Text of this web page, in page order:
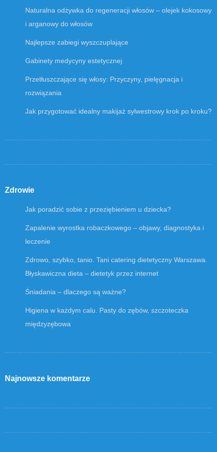
Naturalna odżywka do regeneracji włosów – olejek kokosowy
i arganowy do włosów
Najlepsze zabiegi wyszczuplające
Gabinety medycyny estetycznej
Przetłuszczające się włosy: Przyczyny, pielęgnacja i
rozwiązania
Jak przygotować idealny makijaż sylwestrowy krok po kroku?
Zdrowie
Jak poradzić sobie z przeziębieniem u dziecka?
Zapalenie wyrostka robaczkowego – objawy, diagnostyka i
leczenie
Zdrowo, szybko, tanio. Tani catering dietetyczny Warszawa.
Błyskawiczna dieta – dietetyk przez internet
Śniadania – dlaczego są ważne?
Higiena w każdym calu. Pasty do zębów, szczoteczka
międzyzębowa
Najnowsze komentarze